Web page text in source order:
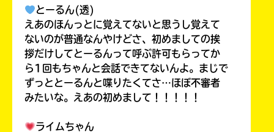
とーるん(透)
えあのほんっとに覚えてないと思うし覚えて
ないのが普通なんやけどさ、初めましての挨
拶だけしてとーるんって呼ぶ許可もらってか
ら1回もちゃんと会話できてないんよ。まじで
ずっととーるんと喋りたくてさ…ほぼ不審者
みたいな。えあの初めまして！！！！！
ライムちゃん